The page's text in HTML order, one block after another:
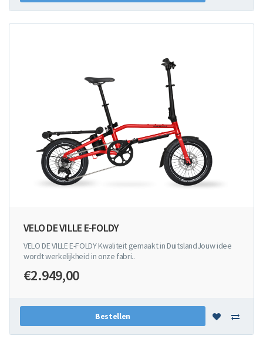
VELO DE VILLE E-FOLDY
VELO DE VILLE E-FOLDY Kwaliteit gemaakt in DuitslandJouw idee
wordt werkelijkheid in onze fabri..
€2.949,00
Bestellen